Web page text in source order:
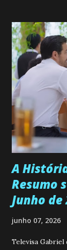
permanecer
ama, o que não
se aprimorar,
ser a primeira
universidade.
muito madura
empática.
teimosa e muito
Durante um
A
Resumo
Junho de
junho 07, 2026
Televisa Gabriel